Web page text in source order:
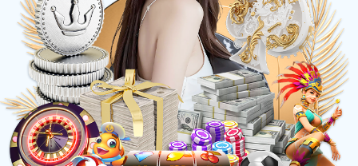
新品上市|酸汤双脆登陆山姆会员店
【发布时间：2025-06-03】